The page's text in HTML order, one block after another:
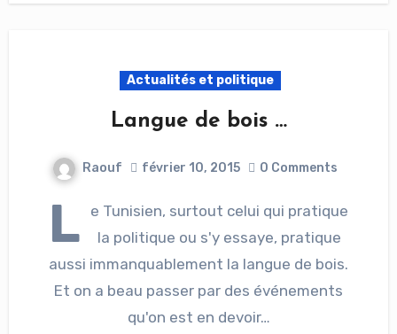
Actualités et politique
Langue de bois …
Raouf février 10, 2015 0 Comments
L
e Tunisien, surtout celui qui pratique
la politique ou s'y essaye, pratique
aussi immanquablement la langue de bois.
Et on a beau passer par des événements
qu'on est en devoir…